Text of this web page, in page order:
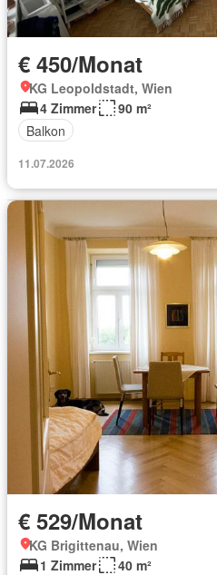
€ 450/Monat
KG Leopoldstadt, Wien
4 Zimmer
90 m²
Balkon
11.07.2026
€ 529/Monat
KG Brigittenau, Wien
1 Zimmer
40 m²